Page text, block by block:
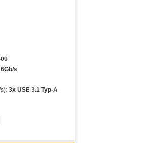
s
s):3x USB 3.1 Typ-A